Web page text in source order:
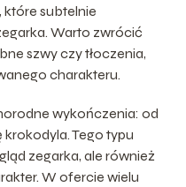
które subtelnie
Warto zwrócić
szwy czy tłoczenia,
charakteru.
wykończenia: od
krokodyla. Tego typu
zegarka, ale również
W ofercie wielu